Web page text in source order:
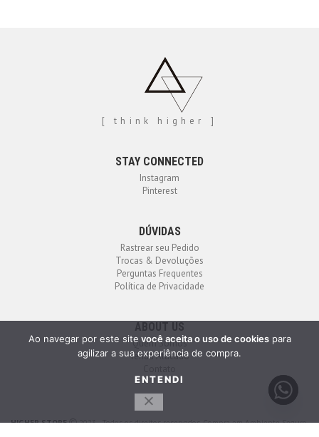
[ think higher ]
STAY CONNECTED
Instagram
Pinterest
DÚVIDAS
Rastrear seu Pedido
Trocas & Devoluções
Perguntas Frequentes
Política de Privacidade
ABOUT US
Quem Somos
Venda Atacado
HIGHER STORE 2023 - Todos os direitos reservados. Compra em Ambiente Seguro.
Ao navegar por este site você aceita o uso de cookiespara
agilizar a sua experiência de compra.
ENTENDI